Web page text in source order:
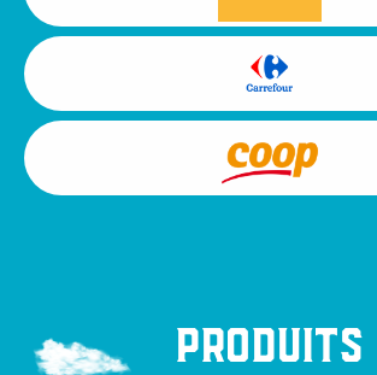
Produits